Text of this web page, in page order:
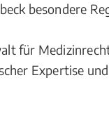
besondere
für
Expertise